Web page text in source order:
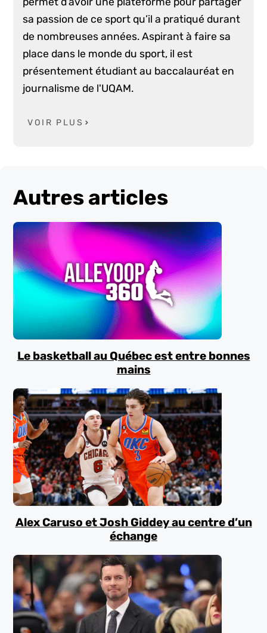
sa passion de ce sport qu’il a pratiqué durant
de nombreuses années. Aspirant à faire sa
place dans le monde du sport, il est
présentement étudiant au baccalauréat en
journalisme de l'UQAM.
VOIR PLUS
Autres articles
Le basketball au Québec est entre bonnes
mains
Alex Caruso et Josh Giddey au centre d’un
échange